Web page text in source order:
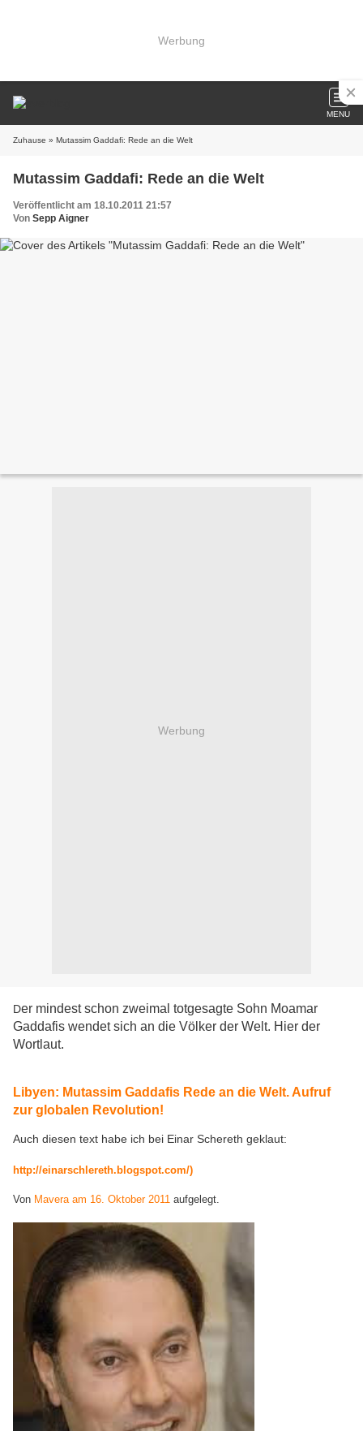
Werbung
MENU
Zuhause » Mutassim Gaddafi: Rede an die Welt
Mutassim Gaddafi: Rede an die Welt
Veröffentlicht am 18.10.2011 21:57
Von Sepp Aigner
Werbung
Der mindest schon zweimal totgesagte Sohn Moamar
Gaddafis wendet sich an die Völker der Welt. Hier der
Wortlaut.
Libyen: Mutassim Gaddafis Rede an die Welt. Aufruf
zur globalen Revolution!
Auch diesen text habe ich bei Einar Schereth geklaut:
http://einarschlereth.blogspot.com/)
Von Mavera am 16. Oktober 2011 aufgelegt.